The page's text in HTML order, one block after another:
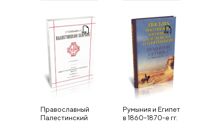
Православный
Палестинский
Румыния и Египет
в 1860–1870-е гг.